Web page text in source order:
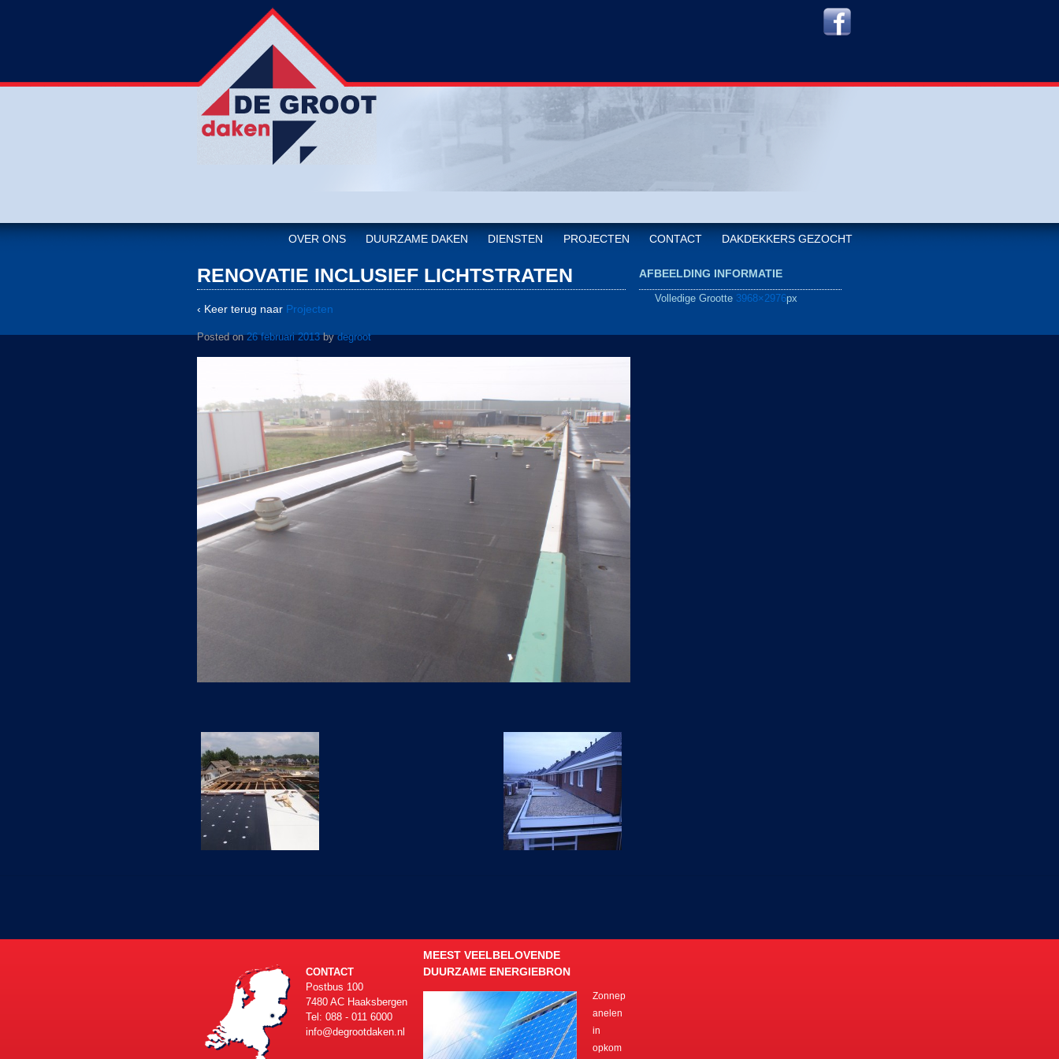
OVER ONS DUURZAME DAKEN DIENSTEN PROJECTEN CONTACT DAKDEKKERS GEZOCHT
RENOVATIE INCLUSIEF LICHTSTRATEN
‹ Keer terug naar Projecten
Posted on26 februari 2013bydegroot
AFBEELDING INFORMATIE
Volledige Grootte 3968×2976px
CONTACT
Postbus 100
7480 AC Haaksbergen
Tel: 088 - 011 6000
info@degrootdaken.nl
MEEST VEELBELOVENDE
DUURZAME ENERGIEBRON
Zonnep
anelen
in
opkom